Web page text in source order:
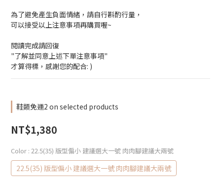
為了避免產生負面情緒，請自行斟酌行量，
可以接受以上注意事項再購買喔~
閱讀完成請回復
"了解並同意上述下單注意事項"
才算得標，感謝您的配合: )
鞋類免運2 on selected products
NT$1,380
Color : 22.5(35) 版型偏小 建議選大一號 肉肉腳建議大兩號
22.5(35) 版型偏小 建議選大一號 肉肉腳建議大兩號